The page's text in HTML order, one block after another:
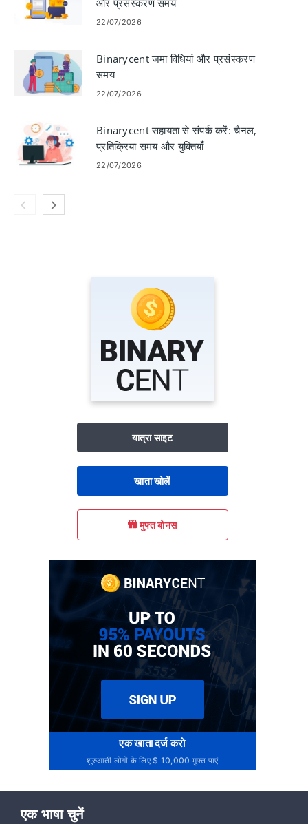
22/07/2026
Binarycent जमा विधियां और प्रसंस्करण
समय
22/07/2026
Binarycent सहायता से संपर्क करें: चैनल,
प्रतिक्रिया समय और युक्तियाँ
22/07/2026
यात्रा साइट
खाता खोलें
मुफ्त बोनस
एक खाता दर्ज करो
शुरुआती लोगों के लिए $ 10,000 मुफ्त पाएं
एक भाषा चुनें